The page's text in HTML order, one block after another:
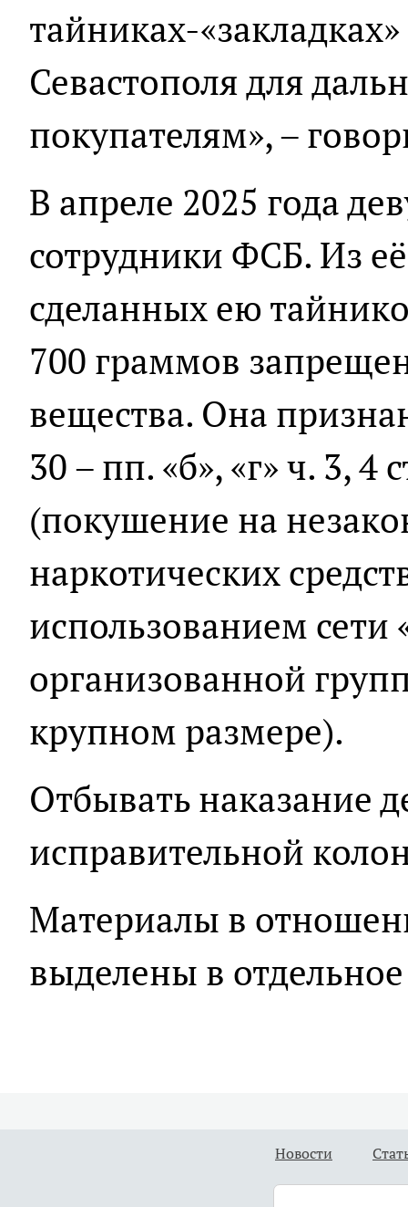
тайниках-
Севастополя для
покупателям», –
В апреле 2025 года
сотрудники ФСБ. Из
сделанных ею
700 граммов
вещества. Она
30 – пп. «б», «г» ч. 3, 4
(покушение на
наркотических
использованием сети
организованной
крупном размере).
Отбывать наказание
исправительной
Материалы в
выделены в
Новости